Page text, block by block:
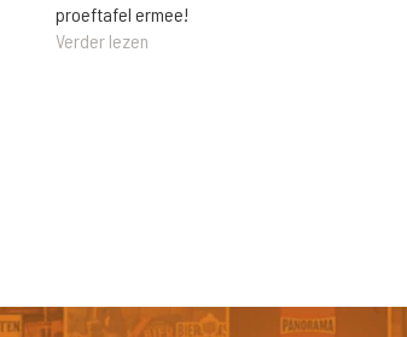
proeftafel ermee!
Verder lezen